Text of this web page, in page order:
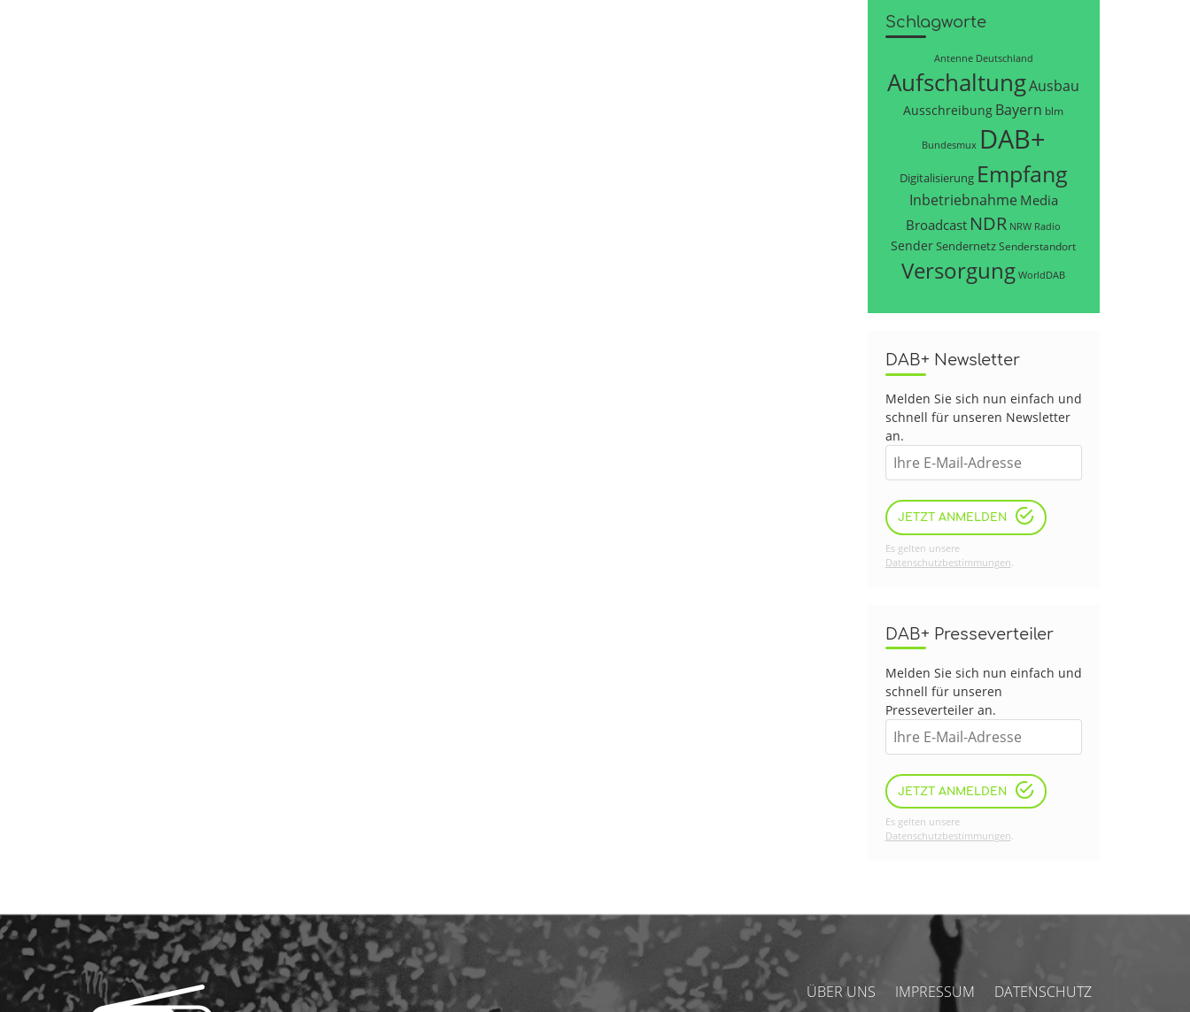
Schlagworte
Antenne Deutschland
AufschaltungAusbau
Ausschreibung Bayern blm
Bundesmux DAB+
Digitalisierung Empfang
Inbetriebnahme Media
Broadcast NDR NRW Radio
SenderSendernetzSenderstandort
Versorgung WorldDAB
DAB+ Newsletter
Melden Sie sich nun einfach und
schnell für unseren Newsletter
an.
JETZT ANMELDEN
Es gelten unsere
Datenschutzbestimmungen
DAB+ Presseverteiler
Melden Sie sich nun einfach und
schnell für unseren
Presseverteiler an.
JETZT ANMELDEN
Es gelten unsere
Datenschutzbestimmungen.
ÜBER UNS IMPRESSUM DATENSCHUTZ